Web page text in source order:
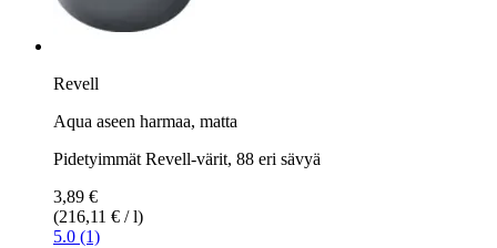
Revell
Aqua aseen harmaa, matta
Pidetyimmät Revell-värit, 88 eri sävyä
3,89 €
(216,11 € / l)
5.0 (1)